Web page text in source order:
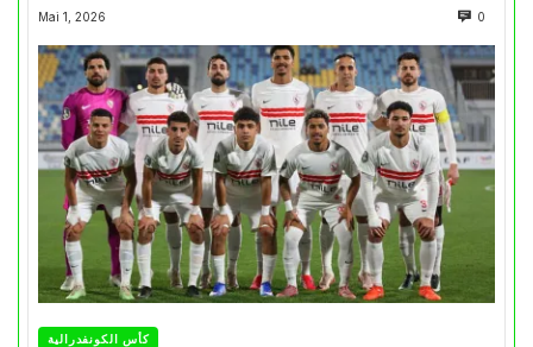
Mai 1, 2026 0
كأس الكونفدرالية